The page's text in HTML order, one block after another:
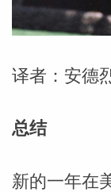
译者：安德
总结
新的一年在